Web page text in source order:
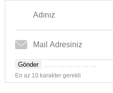
Gönder
En az 10 karakter gerekli